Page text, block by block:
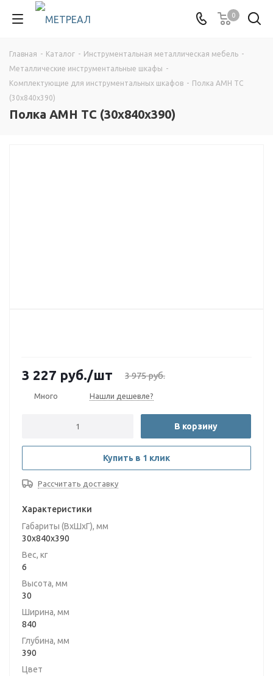
0
Главная - Каталог - Инструментальная металлическая мебель -
Металлические инструментальные шкафы -
Комплектующие для инструментальных шкафов - Полка AMH TC
(30x840x390)
Полка AMH TC (30x840x390)
3 227 руб./шт 3 975руб.
Много Нашли дешевле?
В корзину
Купить в 1 клик
Рассчитать доставку
Характеристики
Габариты (ВxШxГ), мм
30x840x390
Вес, кг
6
Высота, мм
30
Ширина, мм
840
Глубина, мм
390
Цвет